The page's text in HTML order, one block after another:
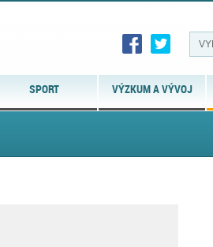
SPORT VÝZKUM A VÝVOJ